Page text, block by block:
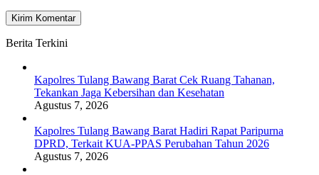
Berita Terkini
Kapolres Tulang Bawang Barat Cek Ruang Tahanan,
Tekankan Jaga Kebersihan dan Kesehatan
Agustus 7, 2026
Kapolres Tulang Bawang Barat Hadiri Rapat Paripurna
DPRD, Terkait KUA-PPAS Perubahan Tahun 2026
Agustus 7, 2026